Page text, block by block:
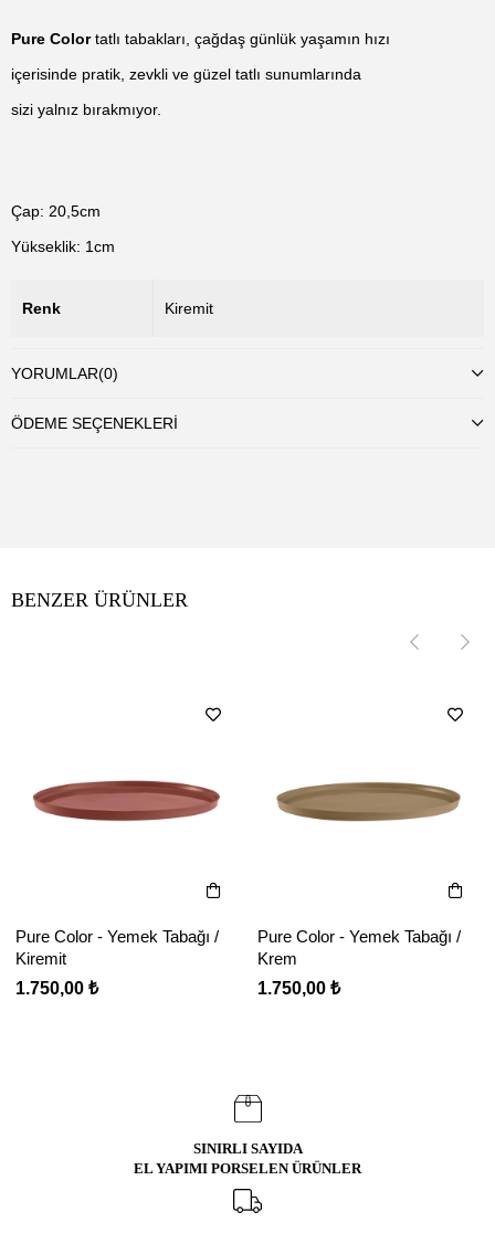
Pure Color tatlı tabakları, çağdaş günlük yaşamın hızı
içerisinde pratik, zevkli ve güzel tatlı sunumlarında
sizi yalnız bırakmıyor.
Çap: 20,5cm
Yükseklik: 1cm
Renk Kiremit
YORUMLAR(0)
ÖDEME SEÇENEKLERI
BENZER ÜRÜNLER
Pure Color - Yemek Tabağı /
Kiremit
1.750,00 ₺
Pure Color - Yemek Tabağı /
Krem
1.750,00 ₺
SINIRLI SAYIDA
EL YAPIMI PORSELEN ÜRÜNLER